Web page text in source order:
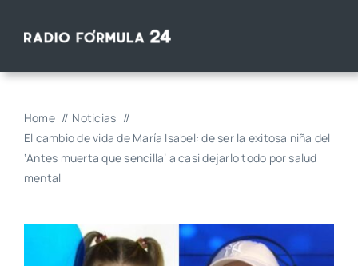
Home
Noticias
El cambio de vida de María Isabel: de ser la exitosa niña del
‘Antes muerta que sencilla’ a casi dejarlo todo por salud
mental